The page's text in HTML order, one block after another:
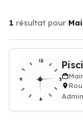
1 résultat pour